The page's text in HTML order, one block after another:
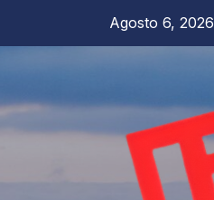
Agosto 6, 2026